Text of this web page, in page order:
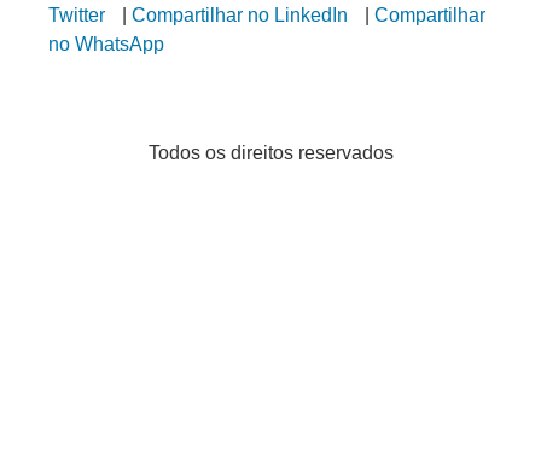
Twitter
Compartilhar no LinkedIn
Compartilhar
no WhatsApp
Todos os direitos reservados